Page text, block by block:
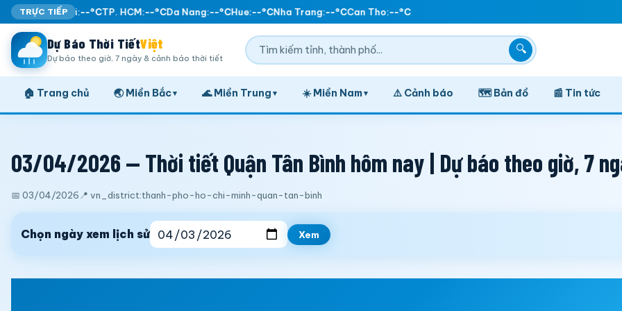
TRỰC TIẾP
Ha Noi:--°CTP. HCM:--°CDa Nang:--°CHue:--°CNha Trang:--°CCan Tho:--°C
Dự Báo Thời TiếtViệt
Dự báo theo giờ, 7 ngày & cảnh báo thời tiết
🔍
🏠 Trang chủ 🌏 Miền Bắc▾ 🌊 Miền Trung ▾ ☀️ Miền Nam▾ ⚠️ Cảnh báo 🗺️ Bản đồ 📰 Tin tức
03/04/2026 — Thời tiết Quận Tân Bình hôm nay | Dự báo theo giờ, 7
📅 03/04/2026 📍 vn_district:thanh-pho-ho-chi-minh-quan-tan-binh
Chọn ngày xem lịch sử Xem